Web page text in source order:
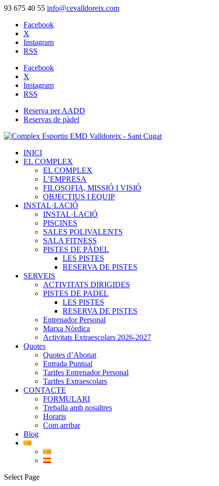
93 675 40 55 info@cevalldoreix.com
Facebook
X
Instagram
RSS
Facebook
X
Instagram
RSS
Reserva per AADD
Reservas de pàdel
INICI
EL COMPLEX
EL COMPLEX
L’EMPRESA
FILOSOFIA, MISSIÓ I VISIÓ
OBJECTIUS I EQUIP
INSTAL·LACIÓ
INSTAL·LACIÓ
PISCINES
SALES POLIVALENTS
SALA FITNESS
PISTES DE PÀDEL
LES PISTES
RESERVA DE PISTES
SERVEIS
ACTIVITATS DIRIGIDES
PISTES DE PADEL
LES PISTES
RESERVA DE PISTES
Entrenador Personal
Marxa Nòrdica
Activitats Extraescolars 2026-2027
Quotes
Quotes d’Abonat
Entrada Puntual
Tarifes Entrenador Personal
Tarifes Extraescolars
CONTACTE
FORMULARI
Treballa amb nosaltres
Horaris
Com arribar
Blog
Select Page